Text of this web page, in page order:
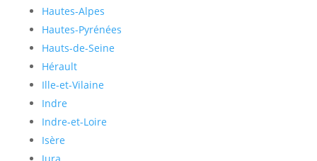
Hautes-Alpes
Hautes-Pyrénées
Hauts-de-Seine
Hérault
Ille-et-Vilaine
Indre
Indre-et-Loire
Isère
Jura